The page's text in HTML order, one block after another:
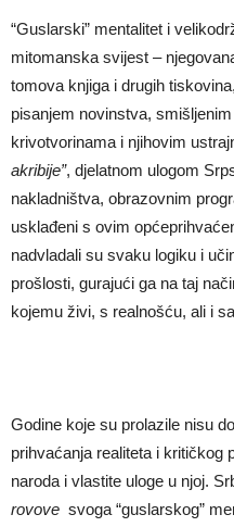
“Guslarski” mentalitet i
mitomanska svijest –
tomova knjiga i drugih
pisanjem novinstva,
krivotvorinama i njihovim
akribije”, djelatnom ulogom
nakladništva, obrazovnim
usklađeni s ovim
nadvladali su svaku logiku i
prošlosti, gurajući ga na taj
kojemu živi, s realnošću, ali i
Godine koje su prolazile nisu
prihvaćanja realiteta i kritičkog
naroda i vlastite uloge u njoj.
rovove svoga “guslarskog”